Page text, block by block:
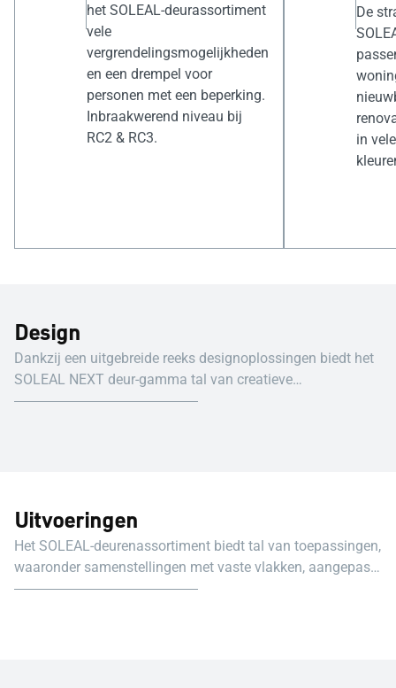
het SOLEAL-deurassortiment
vele
vergrendelingsmogelijkheden
en een drempel voor
personen met een beperking.
Inbraakwerend niveau bij
RC2 & RC3.
De
in
Design
Dankzij een uitgebreide reeks designoplossingen biedt het
SOLEAL NEXT deur-gamma tal van creatieve
mogelijkheden.
Uitvoeringen
Het SOLEAL-deurenassortiment biedt tal van toepassingen,
waaronder samenstellingen met vaste vlakken, aangepaste
vormen en afmetingen. Tot 3 m hoog.